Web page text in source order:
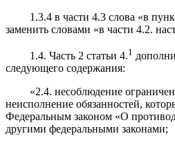
1.3.4 в части 4.3 слова «в
заменить словами «в части 4.2.
1.4. Часть 2 статьи 4.1
следующего содержания:
«2.4. несоблюдение
неисполнение обязанностей,
Федеральным законом «О
другими федеральными законами;